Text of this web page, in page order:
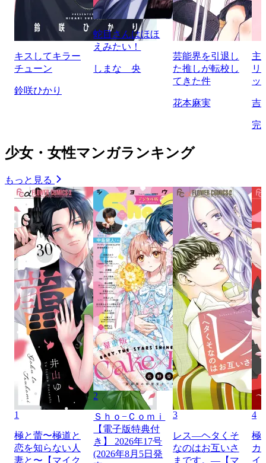
キスしてキラー
チューン
鈴咲ひかり
蛇目さんはほほ
えみたい！
しまな 央
芸能界を引退し
た推しが転校し
てきた件
花本麻実
主
リ
ッ
吉
完
少女・女性マンガランキング
もっと見る
1
極と蕾〜極道と
恋を知らない人
妻と〜【マイク
2
Ｓｈｏ−Ｃｏｍｉ
【電子版特典付
き】 2026年17号
(2026年8月5日発
3
レス―ヘタくそ
なのはお互いさ
まです。―【マ
4
極
カ
イ